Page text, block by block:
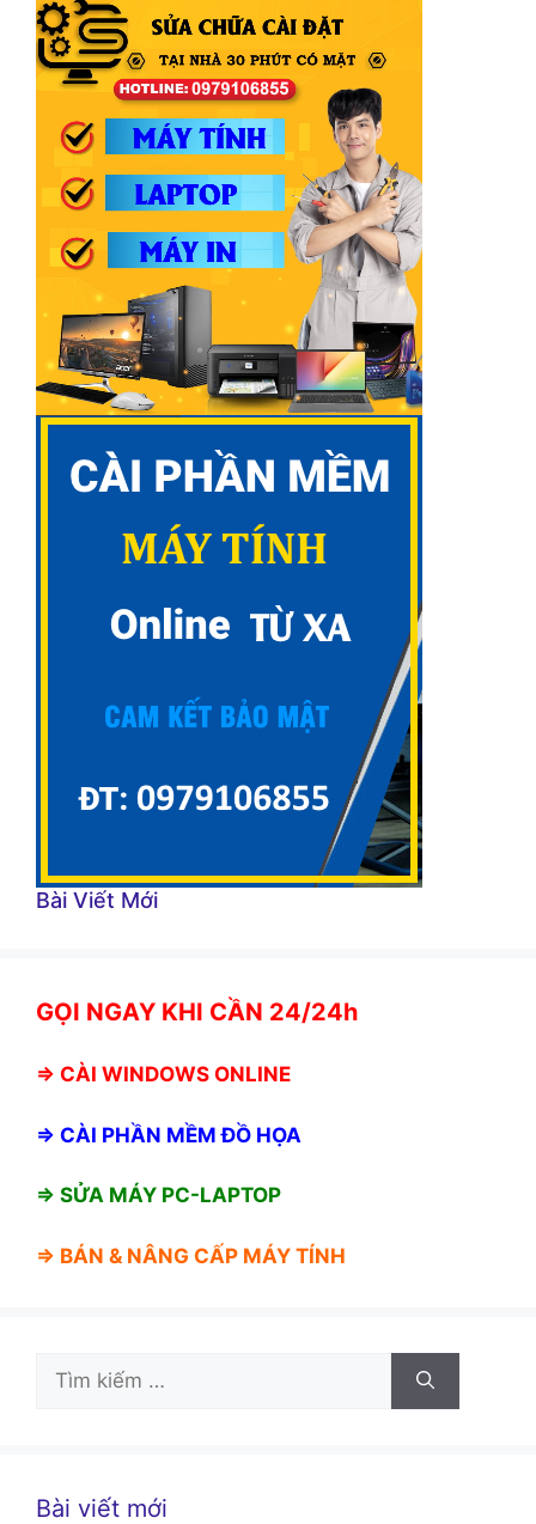
Bài Viết Mới
GỌI NGAY KHI CẦN 24/24h
⇒ CÀI WINDOWS ONLINE
⇒ CÀI PHẦN MỀM ĐỒ HỌA
⇒ SỬA MÁY PC-LAPTOP
⇒ BÁN & NÂNG CẤP MÁY TÍNH
Tìm
kiếm
Bài viết mới